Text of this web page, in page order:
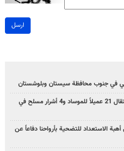
ارسل
في جنوب محافظة سيستان وبلوشستان
وزارة الأمن الإيرانية: اعتقال 21 عميلاً للموساد و4 أشرار مسلح في
الاستعداد للتضحية بأرواحنا دفاعاً عن